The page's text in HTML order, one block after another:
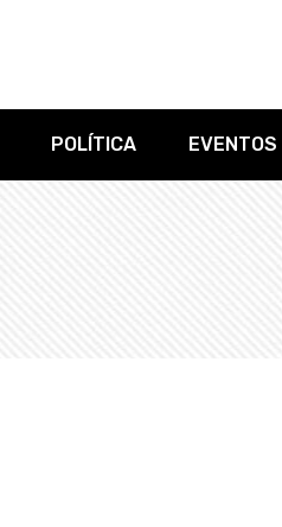
POLÍTICA EVENTOS